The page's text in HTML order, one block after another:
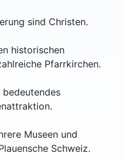
sind Christen.
historischen
Pfarrkirchen.
Museen und
Schweiz.